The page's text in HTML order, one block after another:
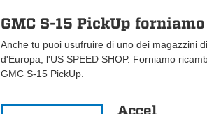
GMC S-15 PickUp
Anche tu puoi usufruire di uno dei magazzini
d'Europa, l'US SPEED SHOP. Forniamo
GMC S-15 PickUp.
Accel